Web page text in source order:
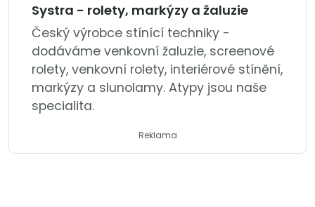
Systra - rolety, markýzy a žaluzie
Český výrobce stínící techniky -
dodáváme venkovní žaluzie, screenové
rolety, venkovní rolety, interiérové stínění,
markýzy a slunolamy. Atypy jsou naše
specialita.
Reklama